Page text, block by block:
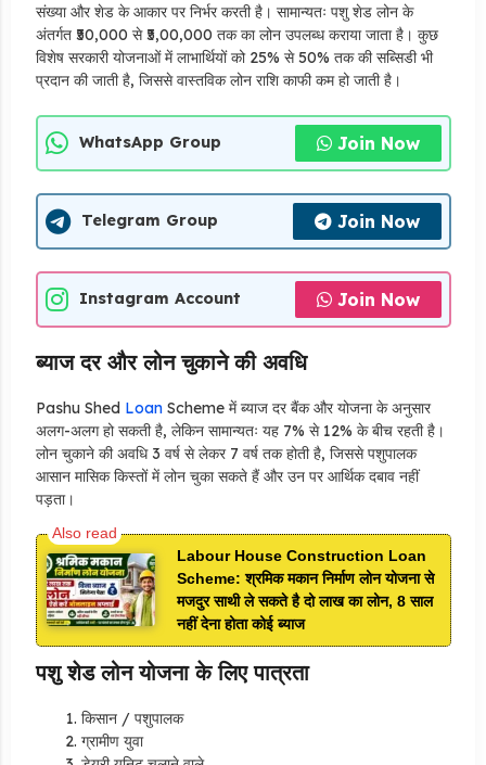
संख्या और शेड के आकार पर निर्भर करती है। सामान्यतः पशु शेड लोन के
अंतर्गत ₹50,000 से ₹5,00,000 तक का लोन उपलब्ध कराया जाता है। कुछ
विशेष सरकारी योजनाओं में लाभार्थियों को 25% से 50% तक की सब्सिडी भी
प्रदान की जाती है, जिससे वास्तविक लोन राशि काफी कम हो जाती है।
WhatsApp Group Join Now
Telegram Group Join Now
Instagram Account Join Now
ब्याज दर और लोन चुकाने की अवधि
Pashu Shed LoanScheme में ब्याज दर बैंक और योजना के अनुसार
अलग-अलग हो सकती है, लेकिन सामान्यतः यह 7% से 12% के बीच रहती है।
लोन चुकाने की अवधि 3 वर्ष से लेकर 7 वर्ष तक होती है, जिससे पशुपालक
आसान मासिक किस्तों में लोन चुका सकते हैं और उन पर आर्थिक दबाव नहीं
पड़ता।
Labour House Construction Loan
Scheme: श्रमिक मकान निर्माण लोन योजना से
मजदुर साथी ले सकते है दो लाख का लोन, 8 साल
नहीं देना होता कोई ब्याज
पशु शेड लोन योजना के लिए पात्रता
किसान / पशुपालक
ग्रामीण युवा